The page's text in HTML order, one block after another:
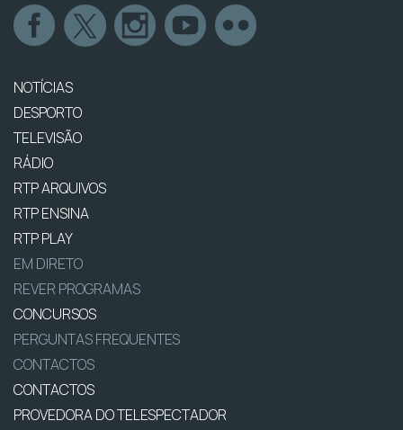
NOTÍCIAS
DESPORTO
TELEVISÃO
RÁDIO
RTP ARQUIVOS
RTP ENSINA
RTP PLAY
EM DIRETO
REVER PROGRAMAS
CONCURSOS
PERGUNTAS FREQUENTES
CONTACTOS
CONTACTOS
PROVEDORA DO TELESPECTADOR